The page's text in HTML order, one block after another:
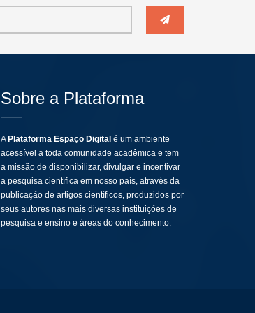
Sobre a Plataforma
A Plataforma Espaço Digital é um ambiente
acessível a toda comunidade acadêmica e tem
a missão de disponibilizar, divulgar e incentivar
a pesquisa científica em nosso país, através da
publicação de artigos científicos, produzidos por
seus autores nas mais diversas instituições de
pesquisa e ensino e áreas do conhecimento.